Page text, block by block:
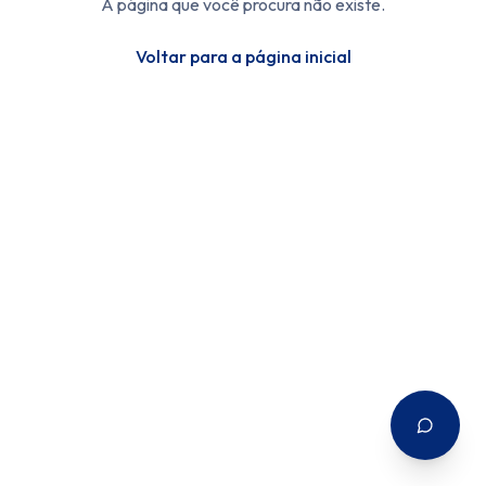
A página que você procura não existe.
Voltar para a página inicial